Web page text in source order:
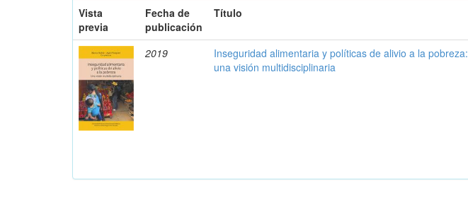
Vista
previa
Fecha de
publicación
Título
2019
Inseguridad alimentaria y políticas de alivio a la pobreza:
una visión multidisciplinaria